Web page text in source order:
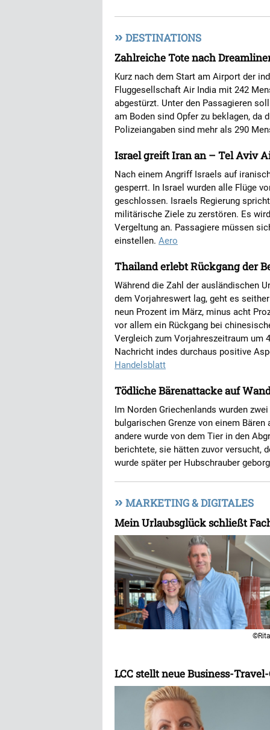
» DESTINATIONS
Zahlreiche Tote nach
Kurz nach dem Start am Airport der
Fluggesellschaft Air India mit 242
abgestürzt. Unter den Passagieren
am Boden sind Opfer zu beklagen, da
Polizeiangaben sind mehr als 290
Israel greift Iran an – Tel Aviv
Nach einem Angriff Israels auf
gesperrt. In Israel wurden alle Flüge
geschlossen. Israels Regierung
militärische Ziele zu zerstören. Es
Vergeltung an. Passagiere müssen
einstellen. Aero
Thailand erlebt Rückgang der
Während die Zahl der ausländischen
dem Vorjahreswert lag, geht es
neun Prozent im März, minus acht
vor allem ein Rückgang bei
Vergleich zum Vorjahreszeitraum um
Nachricht indes durchaus positive
Handelsblatt
Tödliche Bärenattacke auf
Im Norden Griechenlands wurden
bulgarischen Grenze von einem
andere wurde von dem Tier in den
berichtete, sie hätten zuvor versucht,
wurde später per Hubschrauber
» MARKETING & DIGITALES
Mein Urlaubsglück schließt
LCC stellt neue Business-